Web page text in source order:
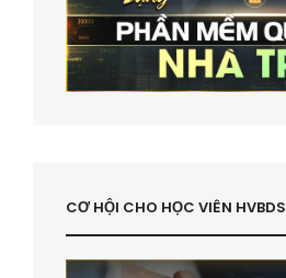
CƠ HỘI CHO HỌC VIÊN HVBDS